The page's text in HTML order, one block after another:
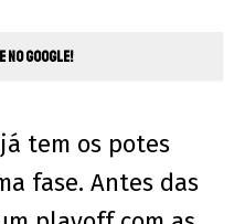
no Google!
já tem os potes
fase. Antes das